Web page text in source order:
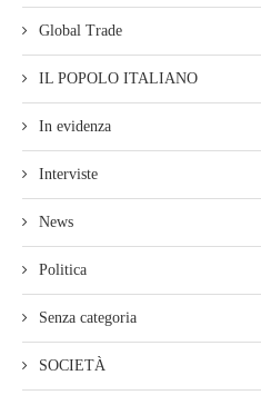
Global Trade
IL POPOLO ITALIANO
In evidenza
Interviste
News
Politica
Senza categoria
SOCIETÀ